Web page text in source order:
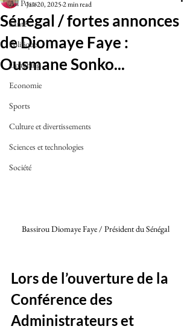
All Posts
Santé
Politique
Coaching
Economie
Sports
Culture et divertissements
Sciences et technologies
Société
Sénégal / fortes annonces
de Diomaye Faye :
Ousmane Sonko...
Jan 20, 20252 min read
Bassirou Diomaye Faye / Président du Sénégal
Lors de l’ouverture de la
Conférence des
Administrateurs et